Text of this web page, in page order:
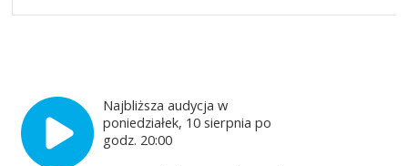
Najbliższa audycja w
poniedziałek, 10 sierpnia po
godz. 20:00